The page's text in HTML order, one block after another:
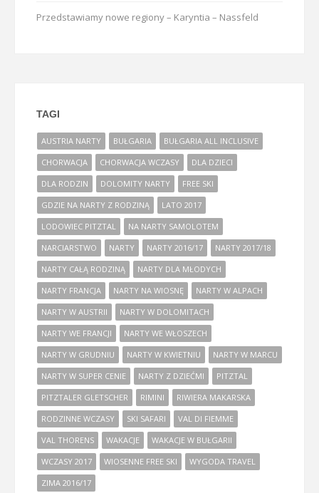
Przedstawiamy nowe regiony – Karyntia – Nassfeld
TAGI
AUSTRIA NARTY BUŁGARIA
BUŁGARIA ALL INCLUSIVE
CHORWACJA
CHORWACJA WCZASY
DLA DZIECI
DLA RODZIN
DOLOMITY NARTY
FREE SKI
GDZIE NA NARTY Z RODZINĄ
LATO 2017
LODOWIEC PITZTAL
NA NARTY SAMOLOTEM
NARCIARSTWO
NARTY NARTY 2016/17
NARTY 2017/18
NARTY CAŁĄ RODZINĄ
NARTY DLA MŁODYCH
NARTY FRANCJA
NARTY NA WIOSNĘ
NARTY W ALPACH
NARTY W AUSTRII
NARTY W DOLOMITACH
NARTY WE FRANCJI
NARTY WE WŁOSZECH
NARTY W GRUDNIU
NARTY W KWIETNIU
NARTY W MARCU
NARTY W SUPER CENIE
NARTY Z DZIEĆMI
PITZTAL
PITZTALER GLETSCHER
RIMINI
RIWIERA MAKARSKA
RODZINNE WCZASY
SKI SAFARI
VAL DI FIEMME
VAL THORENS
WAKACJE
WAKACJE W BUŁGARII
WCZASY 2017
WIOSENNE FREE SKI
WYGODA TRAVEL
ZIMA 2016/17